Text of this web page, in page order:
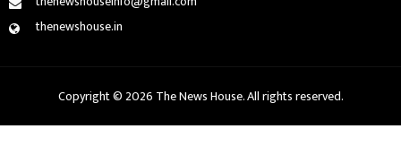
thenewshouse.in
Copyright © 2026 The News House. All rights reserved.